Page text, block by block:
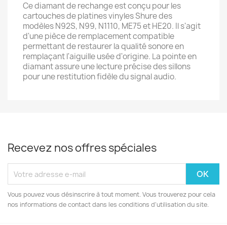
Ce diamant de rechange est conçu pour les
cartouches de platines vinyles Shure des
modèles N92S, N99, N1110, ME75 et HE20. Il s'agit
d'une pièce de remplacement compatible
permettant de restaurer la qualité sonore en
remplaçant l'aiguille usée d'origine. La pointe en
diamant assure une lecture précise des sillons
pour une restitution fidèle du signal audio.
Recevez nos offres spéciales
Vous pouvez vous désinscrire à tout moment. Vous trouverez pour cela
nos informations de contact dans les conditions d'utilisation du site.